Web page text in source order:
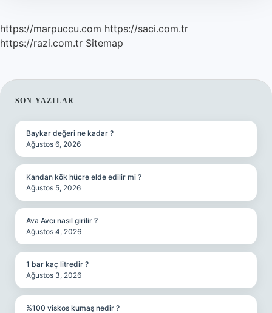
https://marpuccu.com https://saci.com.tr
https://razi.com.tr Sitemap
SIDEBAR
SON YAZILAR
Baykar değeri ne kadar ?
Ağustos 6, 2026
Kandan kök hücre elde edilir mi ?
Ağustos 5, 2026
Ava Avcı nasıl girilir ?
Ağustos 4, 2026
1 bar kaç litredir ?
Ağustos 3, 2026
%100 viskos kumaş nedir ?